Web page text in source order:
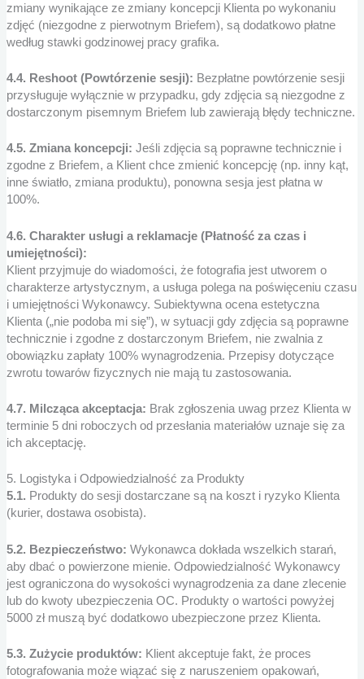
zmiany wynikające ze zmiany koncepcji Klienta po wykonaniu
zdjęć (niezgodne z pierwotnym Briefem), są dodatkowo płatne
według stawki godzinowej pracy grafika.
4.4. Reshoot (Powtórzenie sesji): Bezpłatne powtórzenie sesji
przysługuje wyłącznie w przypadku, gdy zdjęcia są niezgodne z
dostarczonym pisemnym Briefem lub zawierają błędy techniczne.
4.5. Zmiana koncepcji: Jeśli zdjęcia są poprawne technicznie i
zgodne z Briefem, a Klient chce zmienić koncepcję (np. inny kąt,
inne światło, zmiana produktu), ponowna sesja jest płatna w
100%.
4.6. Charakter usługi a reklamacje (Płatność za czas i
umiejętności):
Klient przyjmuje do wiadomości, że fotografia jest utworem o
charakterze artystycznym, a usługa polega na poświęceniu czasu
i umiejętności Wykonawcy. Subiektywna ocena estetyczna
Klienta („nie podoba mi się”), w sytuacji gdy zdjęcia są poprawne
technicznie i zgodne z dostarczonym Briefem, nie zwalnia z
obowiązku zapłaty 100% wynagrodzenia. Przepisy dotyczące
zwrotu towarów fizycznych nie mają tu zastosowania.
4.7. Milcząca akceptacja: Brak zgłoszenia uwag przez Klienta w
terminie 5 dni roboczych od przesłania materiałów uznaje się za
ich akceptację.
5. Logistyka i Odpowiedzialność za Produkty
5.1. Produkty do sesji dostarczane są na koszt i ryzyko Klienta
(kurier, dostawa osobista).
5.2. Bezpieczeństwo: Wykonawca dokłada wszelkich starań,
aby dbać o powierzone mienie. Odpowiedzialność Wykonawcy
jest ograniczona do wysokości wynagrodzenia za dane zlecenie
lub do kwoty ubezpieczenia OC. Produkty o wartości powyżej
5000 zł muszą być dodatkowo ubezpieczone przez Klienta.
5.3. Zużycie produktów: Klient akceptuje fakt, że proces
fotografowania może wiązać się z naruszeniem opakowań,